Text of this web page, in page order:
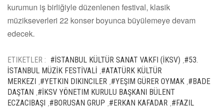
kurumun iş birliğiyle düzenlenen festival, klasik
müzikseverleri 22 konser boyunca büyülemeye devam
edecek.
ETIKETLER : #İSTANBUL KÜLTÜR SANAT VAKFI (İKSV) #53.
İSTANBUL MÜZİK FESTİVALİ #ATATÜRK KÜLTÜR
MERKEZI #YETKIN DIKINCILER #YEŞIM GÜRER OYMAK #BADE
DAŞTAN #İKSV YÖNETIM KURULU BAŞKANI BÜLENT
ECZACIBAŞI #BORUSAN GRUP #ERKAN KAFADAR #FAZIL